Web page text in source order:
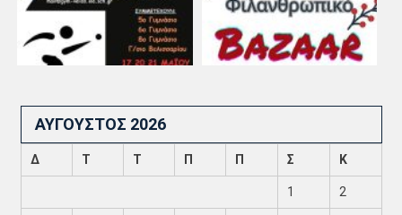
ΑΎΓΟΥΣΤΟΣ 2026
Δ Τ Τ Π Π Σ Κ
1 2